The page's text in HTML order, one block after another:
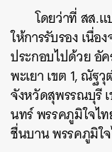
โดยว่าที่ สส.
ให้การรับรอง เนื่อ
ประกอบไปด้วย อั
พะเยา เขต 1, ณัฐ
จังหวัดสุพรรณบุรี
นทร์ พรรคภูมิใจไ
ชื่นบาน พรรคภูมิใ